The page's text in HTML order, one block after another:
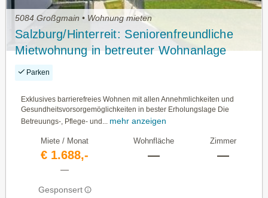
5084 Großgmain • Wohnung mieten
Salzburg/Hinterreit: Seniorenfreundliche
Mietwohnung in betreuter Wohnanlage
Haus A, Top 15 mit ca. 47,35m² WNFL.
Parken
Exklusives barrierefreies Wohnen mit allen Annehmlichkeiten und
Gesundheitsvorsorgemöglichkeiten in bester Erholungslage Die
Betreuungs-, Pflege- und...
mehr anzeigen
Miete / Monat
€ 1.688,-
—
Gesponsert
Wohnfläche
—
Zimmer
—